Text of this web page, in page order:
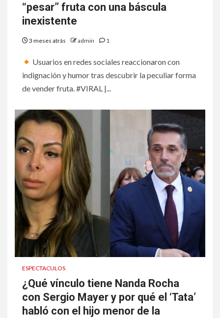
“pesar” fruta con una báscula
inexistente
3 meses atrás admin 1
Usuarios en redes sociales reaccionaron con
indignación y humor tras descubrir la peculiar forma
de vender fruta. #VIRAL |...
ESPECTACULOS
¿Qué vínculo tiene Nanda Rocha
con Sergio Mayer y por qué el ‘Tata’
habló con el hijo menor de la